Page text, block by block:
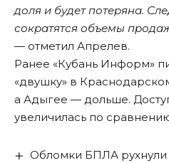
доля и будет потеряна.
сократятся объемы
— отметил Апрелев.
Ранее «Кубань Информ»
«двушку» в
а Адыгее — дольше.
увеличилась по
Обломки БПЛА